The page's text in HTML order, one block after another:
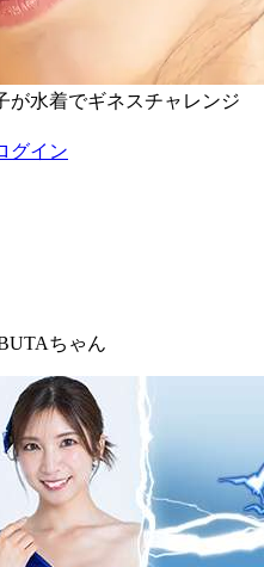
が水着でギネスチャレンジ
グイン
ちゃん